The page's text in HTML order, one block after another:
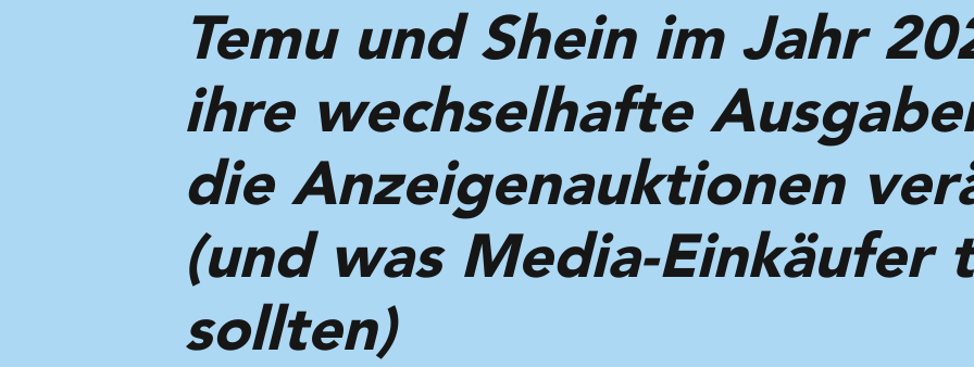
Temu und Shein im Jahr
ihre wechselhafte
die Anzeigenauktionen
(und was Media-Einkäufer
sollten)